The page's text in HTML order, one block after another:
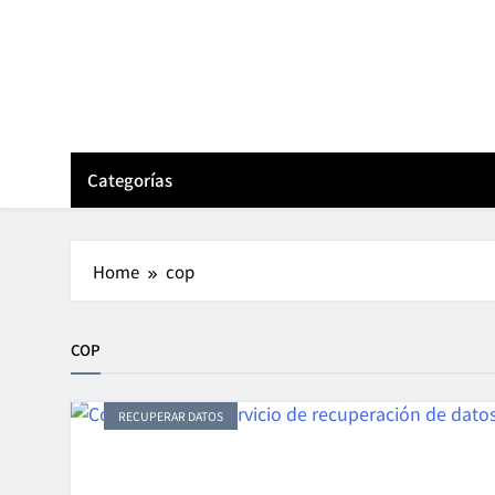
Categorías
Home cop
COP
RECUPERAR DATOS